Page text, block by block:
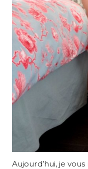
Aujourd’hui, je